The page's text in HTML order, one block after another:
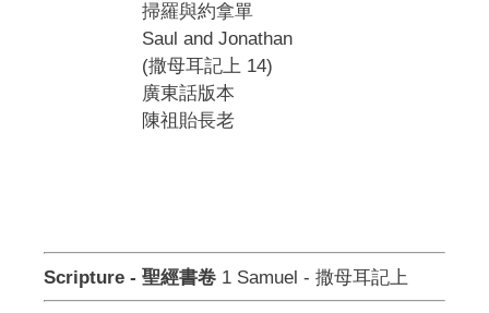
掃羅與約拿單
Saul and Jonathan
(撒母耳記上 14)
廣東話版本
陳祖貽長老
Scripture - 聖經書卷 1 Samuel - 撒母耳記上